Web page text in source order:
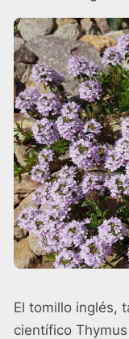
El tomillo inglés,
científico